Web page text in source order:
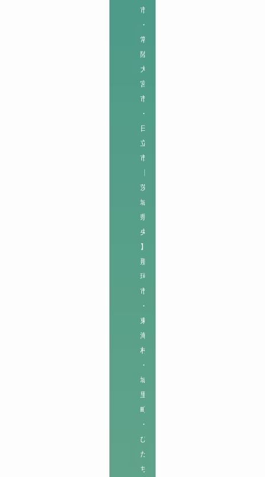
市
・
常
陸
大
宮
市
・
日
立
市
茨
城
県
央
】
那
珂
市
・
東
海
村
・
城
里
町
・
ひ
た
ち